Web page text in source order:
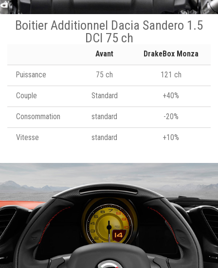
Boitier Additionnel Dacia Sandero 1.5
DCI 75 ch
Avant DrakeBox Monza
Puissance 75 ch 121 ch
Couple Standard +40%
Consommation standard -20%
Vitesse standard +10%